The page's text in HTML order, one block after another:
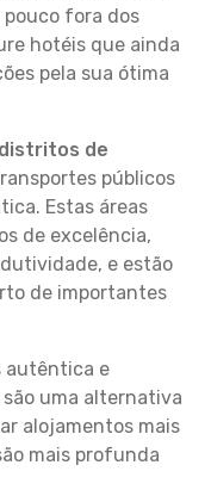
pouco fora dos
hotéis que ainda
pela sua ótima
distritos de
públicos
Estas áreas
de excelência,
e estão
de importantes
autêntica e
são uma alternativa
alojamentos mais
mais profunda